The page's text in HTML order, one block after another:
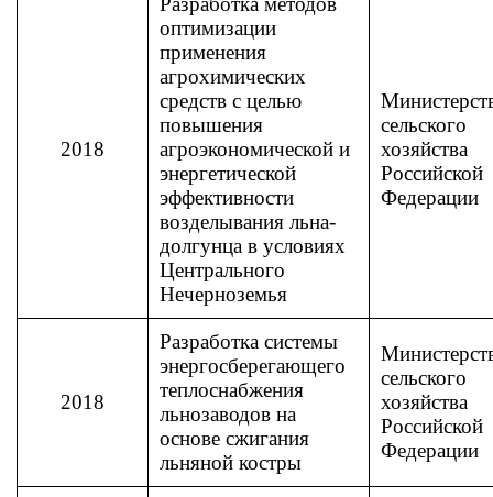
2018
оптимизации
применения
агрохимических
средств с целью
повышения
агроэкономической и
энергетической
эффективности
возделывания льна-
долгунца в условиях
Центрального
Нечерноземья
сельского
хозяйства
Российской
Федерации
2018
Разработка системы
энергосберегающего
теплоснабжения
льнозаводов на
основе сжигания
льняной костры
сельского
хозяйства
Российской
Федерации